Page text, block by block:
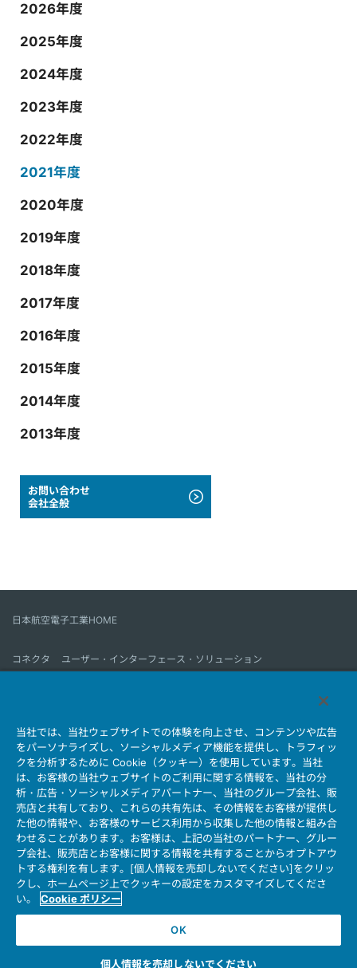
2026年度
2025年度
2024年度
2023年度
2022年度
2021年度
2020年度
2019年度
2018年度
2017年度
2016年度
2015年度
2014年度
2013年度
お問い合わせ
会社全般
日本航空電子工業HOME
コネクタ
ユーザー・インターフェース・ソリューション
会社情報 サステナビリティ IR情報 採用情報
会社情報新着一覧
製品情報新着一覧
サイトマップ お問い合わせ
個人情報保護ポリシー
JAE Cookie Policy
ウェブアクセシビリティ方針
マイナンバー情報保護ポリシー
当社ウェブサイトのご利用について
ソーシャルメディア公式アカウント運用ポリシー
当社では、当社ウェブサイトでの体験を向上させ、コンテンツや広告
をパーソナライズし、ソーシャルメディア機能を提供し、トラフィッ
クを分析するために Cookie（クッキー）を使用しています。当社
は、お客様の当社ウェブサイトのご利用に関する情報を、当社の分
析・広告・ソーシャルメディアパートナー、当社のグループ会社、販
売店と共有しており、これらの共有先は、その情報をお客様が提供し
た他の情報や、お客様のサービス利用から収集した他の情報と組み合
わせることがあります。お客様は、上記の当社のパートナー、グルー
プ会社、販売店とお客様に関する情報を共有することからオプトアウ
トする権利を有します。[個人情報を売却しないでください]をクリッ
クし、ホームページ上でクッキーの設定をカスタマイズしてくださ
い。
Cookie ポリシー
OK
個人情報を売却しないでください